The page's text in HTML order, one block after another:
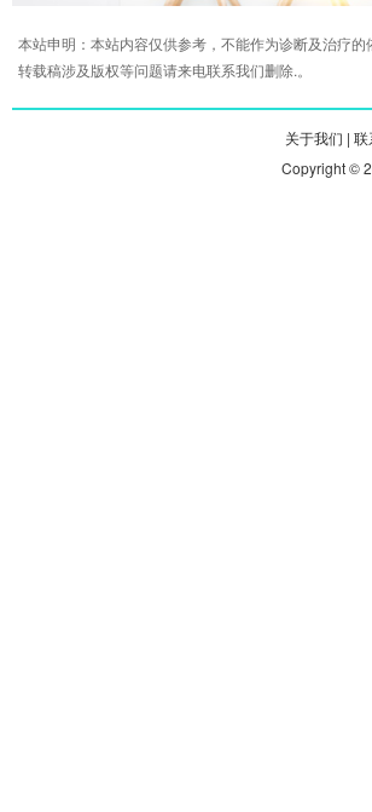
本站申明：本站内容仅供参考，不能作为诊断及治疗
转载稿涉及版权等问题请来电联系我们删除.。
关于我们 | 联
Copyright ©